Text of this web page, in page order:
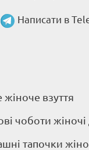
Написати в
взуття
чоботи жіночі
тапочки